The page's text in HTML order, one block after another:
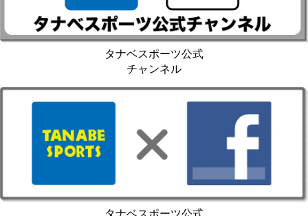
タナベスポーツ公式
チャンネル
タナベスポーツ公式